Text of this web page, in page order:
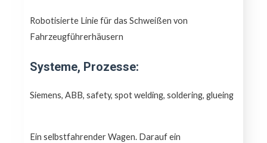
Robotisierte Linie für das Schweißen von
Fahrzeugführerhäusern
Systeme, Prozesse:
Siemens, ABB, safety, spot welding, soldering, glueing
Ein selbstfahrender Wagen. Darauf ein